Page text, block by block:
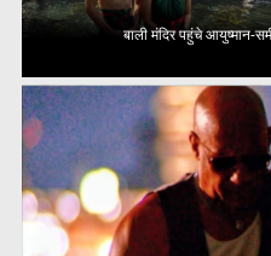
बाली मंदिर पहुंचे आयुष्मान-